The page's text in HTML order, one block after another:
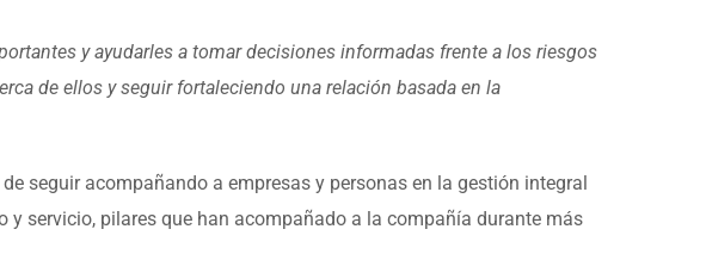
y ayudarles a tomar decisiones informadas frente a los riesgos
de ellos y seguir fortaleciendo una relación basada en la
seguir acompañando a empresas y personas en la gestión integral
y servicio, pilares que han acompañado a la compañía durante más